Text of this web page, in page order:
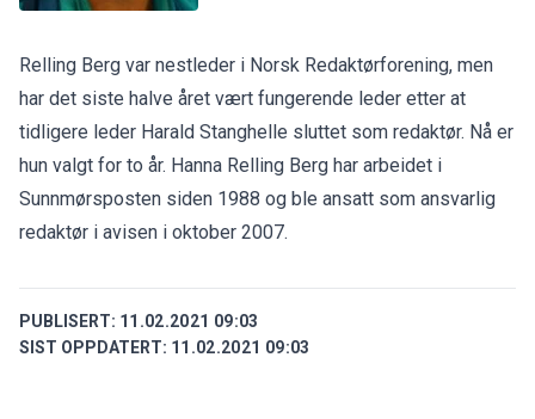
Relling Berg var nestleder i Norsk Redaktørforening, men
har det siste halve året vært fungerende leder etter at
tidligere leder Harald Stanghelle sluttet som redaktør. Nå er
hun valgt for to år. Hanna Relling Berg har arbeidet i
Sunnmørsposten siden 1988 og ble ansatt som ansvarlig
redaktør i avisen i oktober 2007.
PUBLISERT: 11.02.2021 09:03
SIST OPPDATERT: 11.02.2021 09:03